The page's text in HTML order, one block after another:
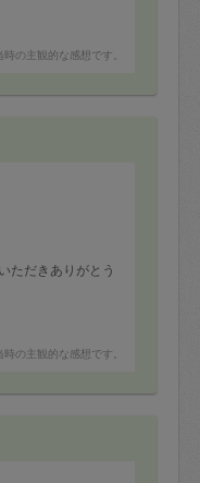
の主観的な感想です。
ただきありがとう
の主観的な感想です。